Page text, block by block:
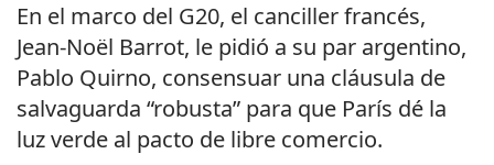
En el marco del G20, el canciller francés,
Jean-Noël Barrot, le pidió a su par argentino,
Pablo Quirno, consensuar una cláusula de
salvaguarda “robusta” para que París dé la
luz verde al pacto de libre comercio.